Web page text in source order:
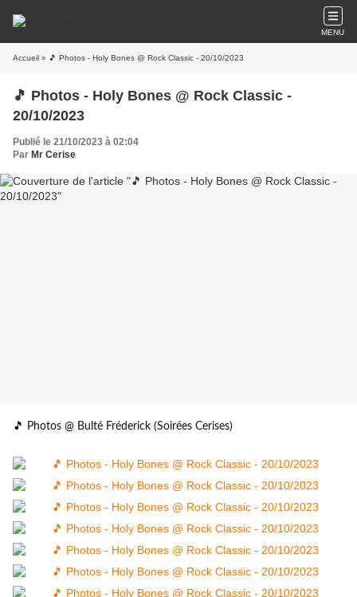
MENU
Accueil » 🎵 Photos - Holy Bones @ Rock Classic - 20/10/2023
🎵 Photos - Holy Bones @ Rock Classic -
20/10/2023
Publié le 21/10/2023 à 02:04
Par Mr Cerise
🎵 Photos @ Bulté Fréderick (Soirées Cerises)